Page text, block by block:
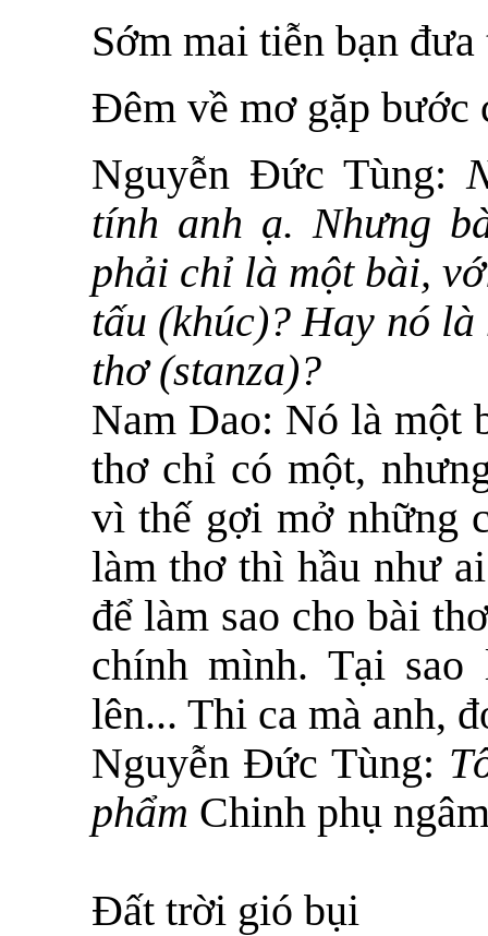
Sớm mai tiễn bạn
Đêm về mơ gặp bước
Nguyễn Đức Tùng:
tính anh ạ. Nhưng
phải chỉ là một bài,
tấu (khúc)? Hay nó
thơ (stanza)?
Nam Dao: Nó là một
thơ chỉ có một,
vì thế gợi mở những
làm thơ thì hầu như
để làm sao cho bài
chính mình. Tại
lên... Thi ca mà anh,
Nguyễn Đức Tùng:
phẩm Chinh phụ
Đất trời gió bụi